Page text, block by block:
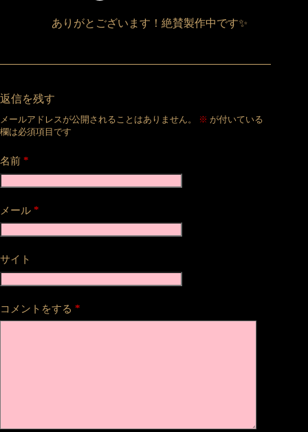
ありがとございます！絶賛製作中です✨
返信を残す
メールアドレスが公開されることはありません。 ※ が付いている
欄は必須項目です
名前 *
メール *
サイト
コメントをする *